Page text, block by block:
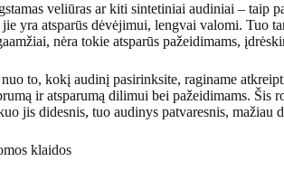
veliūras ar kiti sintetiniai audiniai – taip
yra atsparūs dėvėjimui, lengvai valomi. Tuo
nėra tokie atsparūs pažeidimams,
to, kokį audinį pasirinksite, raginame
ir atsparumą dilimui bei pažeidimams. Šis
jis didesnis, tuo audinys patvaresnis, mažiau
klaidos